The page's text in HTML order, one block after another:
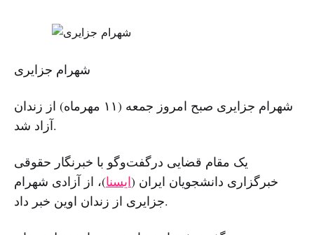
شهرام جزایری
شهرام جزایری صبح امروز جمعه (۱۱ مهرماه) از زندان
آزاد شد.
یک مقام قضایی درگفت‌و‌گو با خبرنگار حقوقی
خبرگزاری دانشجویان ایران (ایسنا)، از آزادی شهرام
جزایری از زندان اوین خبر داد.